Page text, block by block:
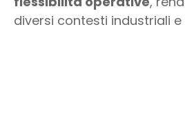
diversi contesti industriali